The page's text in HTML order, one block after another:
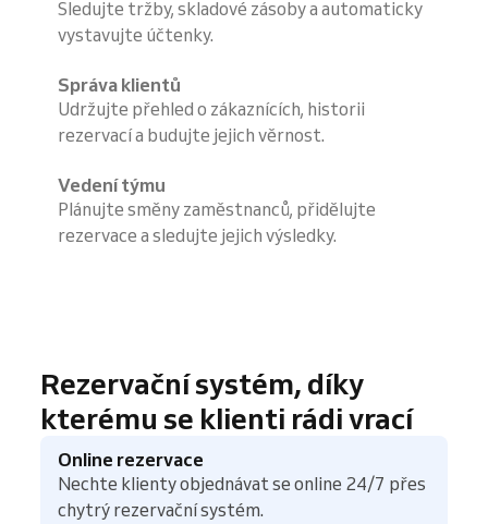
Sledujte tržby, skladové zásoby a automaticky
vystavujte účtenky.
Správa klientů
Udržujte přehled o zákaznících, historii
rezervací a budujte jejich věrnost.
Vedení týmu
Plánujte směny zaměstnanců, přidělujte
rezervace a sledujte jejich výsledky.
Rezervační systém, díky
kterému se klienti rádi vrací
Online rezervace
Nechte klienty objednávat se online 24/7 přes
chytrý rezervační systém.